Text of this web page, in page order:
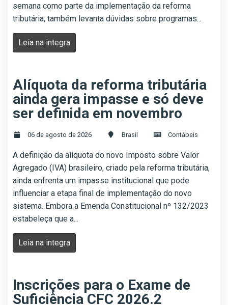
semana como parte da implementação da reforma
tributária, também levanta dúvidas sobre programas...
Leia na integra
Alíquota da reforma tributária
ainda gera impasse e só deve
ser definida em novembro
06 de agosto de 2026 Brasil Contábeis
A definição da alíquota do novo Imposto sobre Valor
Agregado (IVA) brasileiro, criado pela reforma tributária,
ainda enfrenta um impasse institucional que pode
influenciar a etapa final de implementação do novo
sistema. Embora a Emenda Constitucional nº 132/2023
estabeleça que a...
Leia na integra
Inscrições para o Exame de
Suficiência CFC 2026.2